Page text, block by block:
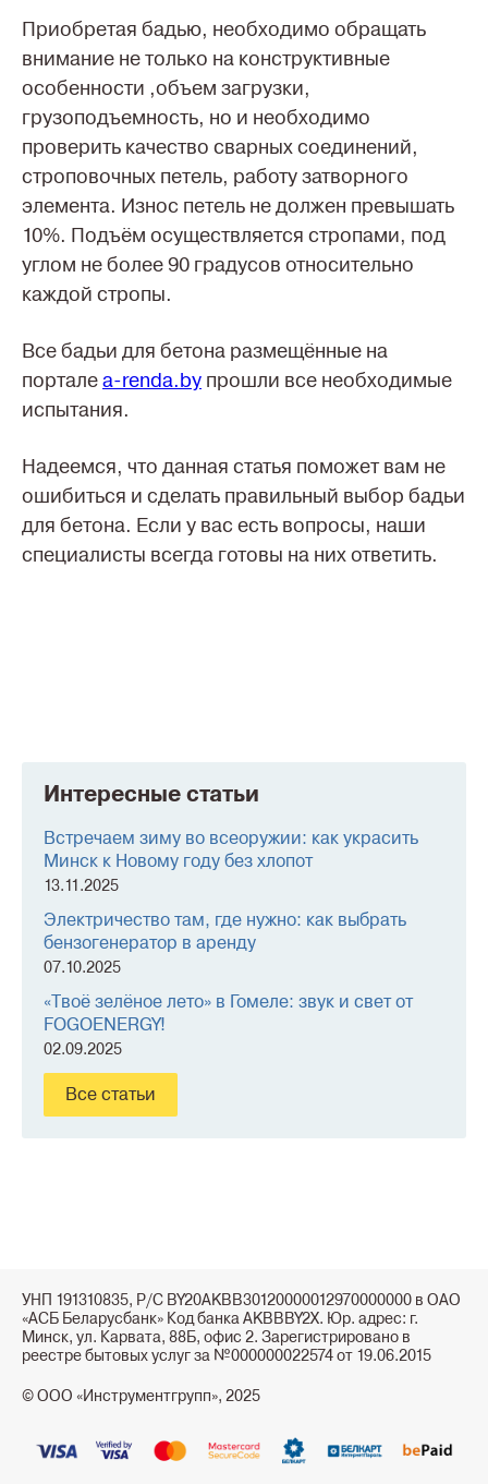
Приобретая бадью, необходимо обращать
внимание не только на конструктивные
особенности ,объем загрузки,
грузоподъемность, но и необходимо
проверить качество сварных соединений,
строповочных петель, работу затворного
элемента. Износ петель не должен превышать
10%. Подъём осуществляется стропами, под
углом не более 90 градусов относительно
каждой стропы.
Все бадьи для бетона размещённые на
порталеa-renda.by прошли все необходимые
испытания.
Надеемся, что данная статья поможет вам не
ошибиться и сделать правильный выбор бадьи
для бетона. Если у вас есть вопросы, наши
специалисты всегда готовы на них ответить.
Интересные статьи
Встречаем зиму во всеоружии: как украсить
Минск к Новому году без хлопот
13.11.2025
Электричество там, где нужно: как выбрать
бензогенератор в аренду
07.10.2025
«Твоё зелёное лето» в Гомеле: звук и свет от
FOGOENERGY!
02.09.2025
Все статьи
УНП 191310835, Р/С BY20AKBB30120000012970000000 в ОАО
«АСБ Беларусбанк» Код банка AKBBBY2X. Юр. адрес: г.
Минск, ул. Карвата, 88Б, офис 2. Зарегистрировано в
реестре бытовых услуг за №000000022574 от 19.06.2015
© ООО «Инструментгрупп», 2025